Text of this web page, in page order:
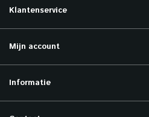
Klantenservice
Mijn account
Informatie